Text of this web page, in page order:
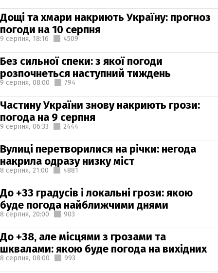
Дощі та хмари накриють Україну: прогноз
погоди на 10 серпня
9 серпня, 18:16 4509
Без сильної спеки: з якої погоди
розпочнеться наступний тиждень
9 серпня, 08:00 794
Частину України знову накриють грози:
погода на 9 серпня
9 серпня, 06:33 2444
Вулиці перетворилися на річки: негода
накрила одразу низку міст
8 серпня, 21:00 4881
До +33 градусів і локальні грози: якою
буде погода найближчими днями
8 серпня, 20:00 903
До +38, але місцями з грозами та
шквалами: якою буде погода на вихідних
8 серпня, 08:00 993